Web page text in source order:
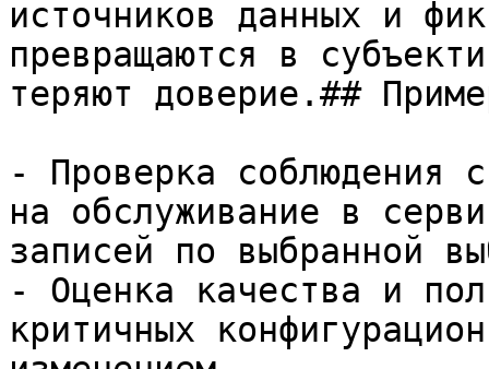
источников данных и
превращаются в
теряют доверие.##
- Проверка соблюдения
на обслуживание в
записей по выбранной
- Оценка качества и
критичных